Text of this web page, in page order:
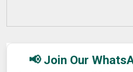
📢 Join Our